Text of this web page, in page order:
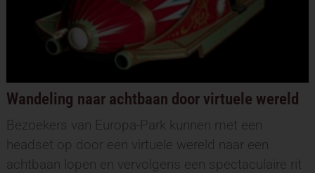
Wandeling naar achtbaan door virtuele wereld
Bezoekers van Europa-Park kunnen met een
headset op door een virtuele wereld naar een
achtbaan lopen en vervolgens een spectaculaire rit